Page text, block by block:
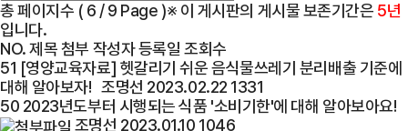
총 페이지수 ( 6 / 9 Page )※ 이 게시판의 게시물 보존기간은 5년
입니다.
NO. 제목첨부 작성자등록일 조회수
51 [영양교육자료] 헷갈리기 쉬운 음식물쓰레기 분리배출 기준에
대해 알아보자! 조명선 2023.02.22 1331
50 2023년도부터 시행되는 식품 '소비기한'에 대해 알아보아요!
조명선 2023.01.10 1046